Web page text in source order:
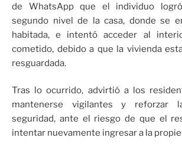
de WhatsApp que el individuo
segundo nivel de la casa, donde se
habitada, e intentó acceder al
cometido, debido a que la vivienda
resguardada.
Tras lo ocurrido, advirtió a los
mantenerse vigilantes y reforzar
seguridad, ante el riesgo de que el
intentar nuevamente ingresar a la